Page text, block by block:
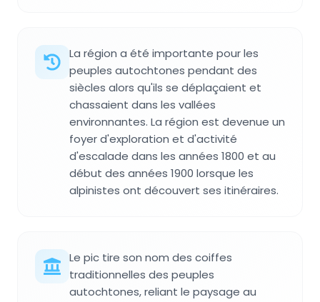
La région a été importante pour les
peuples autochtones pendant des
siècles alors qu'ils se déplaçaient et
chassaient dans les vallées
environnantes. La région est devenue un
foyer d'exploration et d'activité
d'escalade dans les années 1800 et au
début des années 1900 lorsque les
alpinistes ont découvert ses itinéraires.
Le pic tire son nom des coiffes
traditionnelles des peuples
autochtones, reliant le paysage au